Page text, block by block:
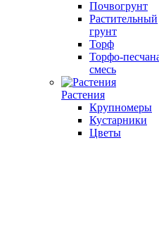
Почвогрунт
Растительный
грунт
Торф
Торфо-
смесь
Растения
Крупномеры
Кустарники
Цветы